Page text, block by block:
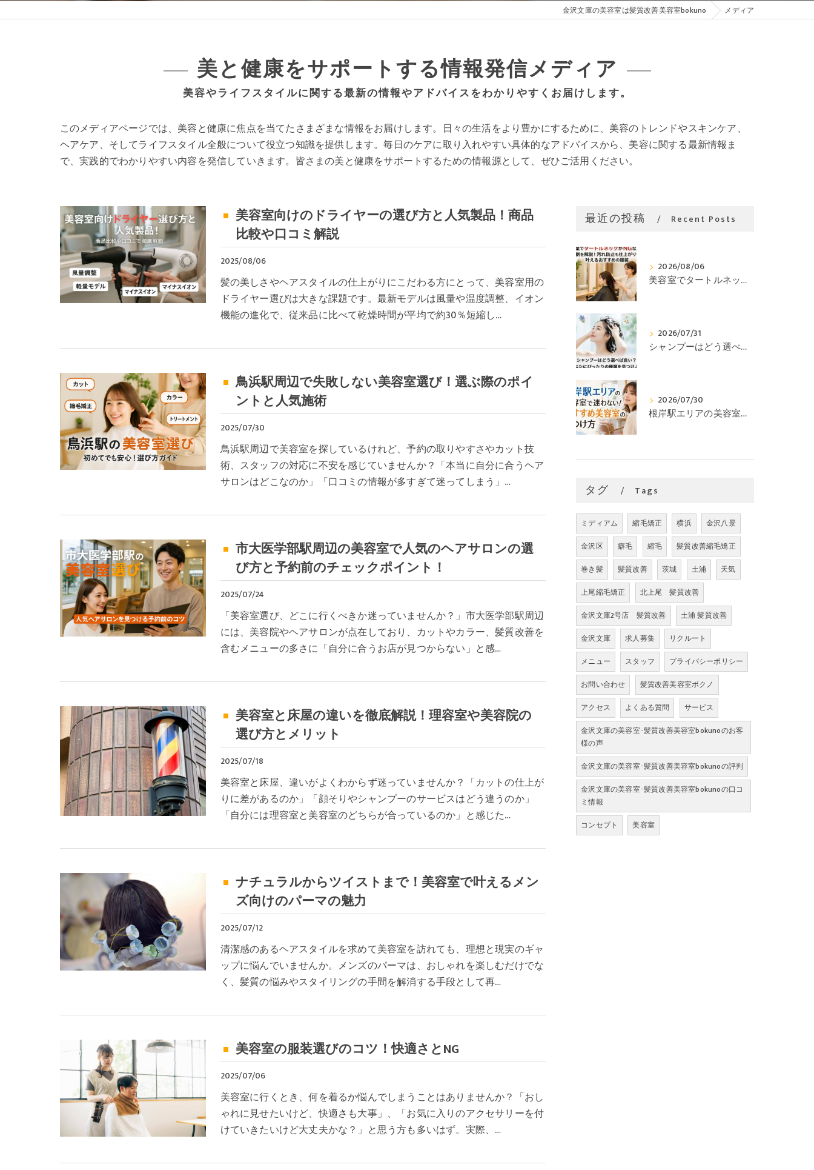
金沢文庫の美容室は髪質改善美容室bokuno メディア
美と健康をサポートする情報発信メディア
美容やライフスタイルに関する最新の情報やアドバイスをわかりやすくお届けします。
このメディアページでは、美容と健康に焦点を当てたさまざまな情報をお届けします。日々の生活をより豊かにするために、美容のトレンドやスキンケア、
ヘアケア、そしてライフスタイル全般について役立つ知識を提供します。毎日のケアに取り入れやすい具体的なアドバイスから、美容に関する最新情報ま
で、実践的でわかりやすい内容を発信していきます。皆さまの美と健康をサポートするための情報源として、ぜひご活用ください。
美容室向けのドライヤーの選び方と人気製品！商品
比較や口コミ解説
2025/08/06
髪の美しさやヘアスタイルの仕上がりにこだわる方にとって、美容室用の
ドライヤー選びは大きな課題です。最新モデルは風量や温度調整、イオン
機能の進化で、従来品に比べて乾燥時間が平均で約30％短縮し…
鳥浜駅周辺で失敗しない美容室選び！選ぶ際のポイ
ントと人気施術
2025/07/30
鳥浜駅周辺で美容室を探しているけれど、予約の取りやすさやカット技
術、スタッフの対応に不安を感じていませんか？「本当に自分に合うヘア
サロンはどこなのか」「口コミの情報が多すぎて迷ってしまう」…
市大医学部駅周辺の美容室で人気のヘアサロンの選
び方と予約前のチェックポイント！
2025/07/24
「美容室選び、どこに行くべきか迷っていませんか？」市大医学部駅周辺
には、美容院やヘアサロンが点在しており、カットやカラー、髪質改善を
含むメニューの多さに「自分に合うお店が見つからない」と感…
美容室と床屋の違いを徹底解説！理容室や美容院の
選び方とメリット
2025/07/18
美容室と床屋、違いがよくわからず迷っていませんか？「カットの仕上が
りに差があるのか」「顔そりやシャンプーのサービスはどう違うのか」
「自分には理容室と美容室のどちらが合っているのか」と感じた…
ナチュラルからツイストまで！美容室で叶えるメン
ズ向けのパーマの魅力
2025/07/12
清潔感のあるヘアスタイルを求めて美容室を訪れても、理想と現実のギャ
ップに悩んでいませんか。メンズのパーマは、おしゃれを楽しむだけでな
く、髪質の悩みやスタイリングの手間を解消する手段として再…
美容室の服装選びのコツ！快適さとNG
2025/07/06
美容室に行くとき、何を着るか悩んでしまうことはありませんか？「おし
ゃれに見せたいけど、快適さも大事」、「お気に入りのアクセサリーを付
けていきたいけど大丈夫かな？」と思う方も多いはず。実際、…
最近の投稿 Recent Posts
2026/08/06
美容室でタートルネックがNGな理由とOK例を解説！汚れ防止も仕上がり安定も叶えるおすすめの服装
2026/07/31
シャンプーはどう選べば良い？あなたにぴったりの種類を見つけよう
2026/07/30
根岸駅エリアの美容室で迷わない！おすすめ美容室の見つけ方
タグ Tags
ミディアム 縮毛矯正 横浜
金沢八景
金沢区
癖毛 縮毛
髪質改善縮毛矯正
巻き髪
髪質改善 茨城 土浦
天気
上尾縮毛矯正
北上尾 髪質改善
金沢文庫2号店 髪質改善
土浦 髪質改善
金沢文庫
求人募集
リクルート
メニュー
スタッフ
プライバシーポリシー
お問い合わせ
髪質改善美容室ボクノ
アクセス
よくある質問
サービス
金沢文庫の美容室･髪質改善美容室bokunoのお客
様の声
金沢文庫の美容室･髪質改善美容室bokunoの評判
金沢文庫の美容室･髪質改善美容室bokunoの口コ
ミ情報
コンセプト
美容室